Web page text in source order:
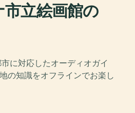
立絵画館の
に対応したオーディオガイ
の知識をオフラインでお楽し